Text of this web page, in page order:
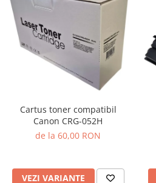
Cartus toner compatibil
Canon CRG-052H
de la 60,00 RON
VEZI VARIANTE